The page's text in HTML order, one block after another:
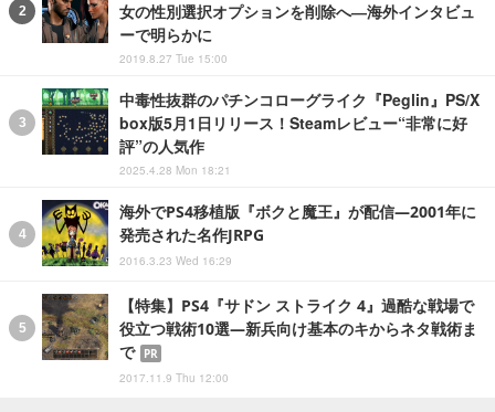
女の性別選択オプションを削除へ―海外インタビュ
ーで明らかに
2019.8.27 Tue 15:00
中毒性抜群のパチンコローグライク『Peglin』PS/X
box版5月1日リリース！Steamレビュー“非常に好
評”の人気作
2025.4.28 Mon 18:21
海外でPS4移植版『ボクと魔王』が配信―2001年に
発売された名作JRPG
2016.3.23 Wed 16:29
【特集】PS4『サドン ストライク 4』過酷な戦場で
役立つ戦術10選―新兵向け基本のキからネタ戦術ま
で
PR
2017.11.9 Thu 12:00